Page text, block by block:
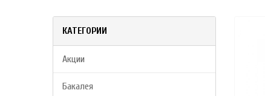
КАТЕГОРИИ
Акции
Бакалея